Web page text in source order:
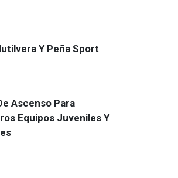
Y Peña Sport
Ascenso Para
Equipos Juveniles Y